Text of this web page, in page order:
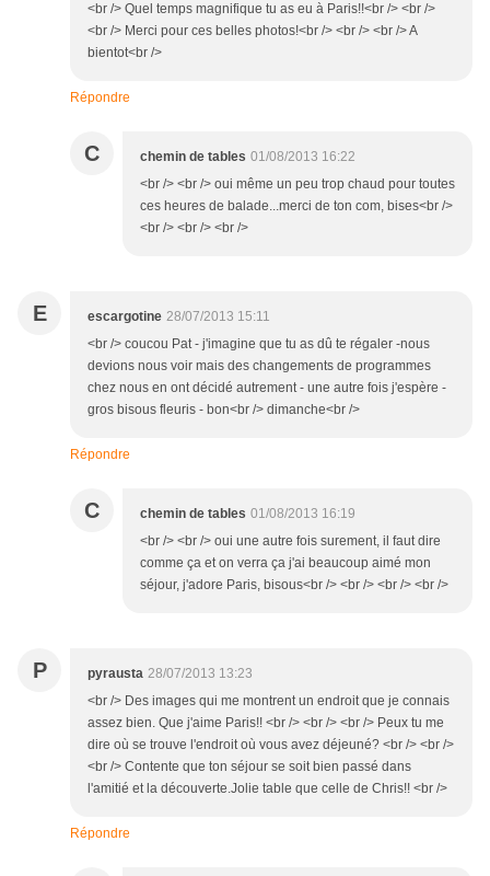
<br /> Quel temps magnifique tu as eu à Paris!!<br /> <br />
<br /> Merci pour ces belles photos!<br /> <br /> <br /> A
bientot<br />
Répondre
C chemin de tables 01/08/2013 16:22
<br /> <br /> oui même un peu trop chaud pour toutes
ces heures de balade...merci de ton com, bises<br />
<br /> <br /> <br />
E escargotine 28/07/2013 15:11
<br /> coucou Pat - j'imagine que tu as dû te régaler -nous
devions nous voir mais des changements de programmes
chez nous en ont décidé autrement - une autre fois j'espère -
gros bisous fleuris - bon<br /> dimanche<br />
Répondre
C chemin de tables 01/08/2013 16:19
<br /> <br /> oui une autre fois surement, il faut dire
comme ça et on verra ça j'ai beaucoup aimé mon
séjour, j'adore Paris, bisous<br /> <br /> <br /> <br />
P pyrausta 28/07/2013 13:23
<br /> Des images qui me montrent un endroit que je connais
assez bien. Que j'aime Paris!! <br /> <br /> <br /> Peux tu me
dire où se trouve l'endroit où vous avez déjeuné? <br /> <br />
<br /> Contente que ton séjour se soit bien passé dans
l'amitié et la découverte.Jolie table que celle de Chris!! <br />
Répondre